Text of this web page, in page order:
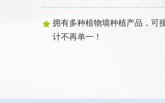
拥有多种植物墙种植产品，可
计不再单一！